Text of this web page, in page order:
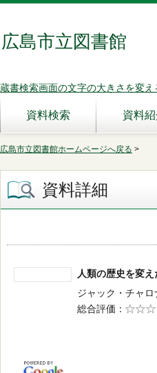
広島市立図書館
蔵書検索画面の文字の大きさを変え
資料検索 資料
広島市立図書館ホームページへ戻る >
資料詳細
人類の歴史を変
ジャック・チャ
総合評価
5段階